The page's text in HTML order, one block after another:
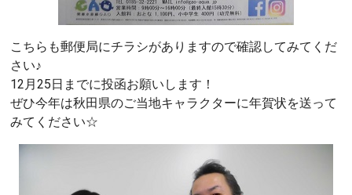
こちらも郵便局にチラシがありますので確認してみてくだ
さい♪
12月25日までに投函お願いします！
ぜひ今年は秋田県のご当地キャラクターに年賀状を送って
みてください☆